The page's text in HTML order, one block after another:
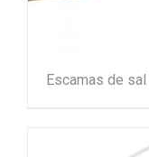
Escamas de sal